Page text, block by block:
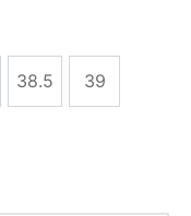
38.5 39